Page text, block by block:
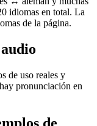
idiomas en total. La
de la página.
de uso reales y
pronunciación en